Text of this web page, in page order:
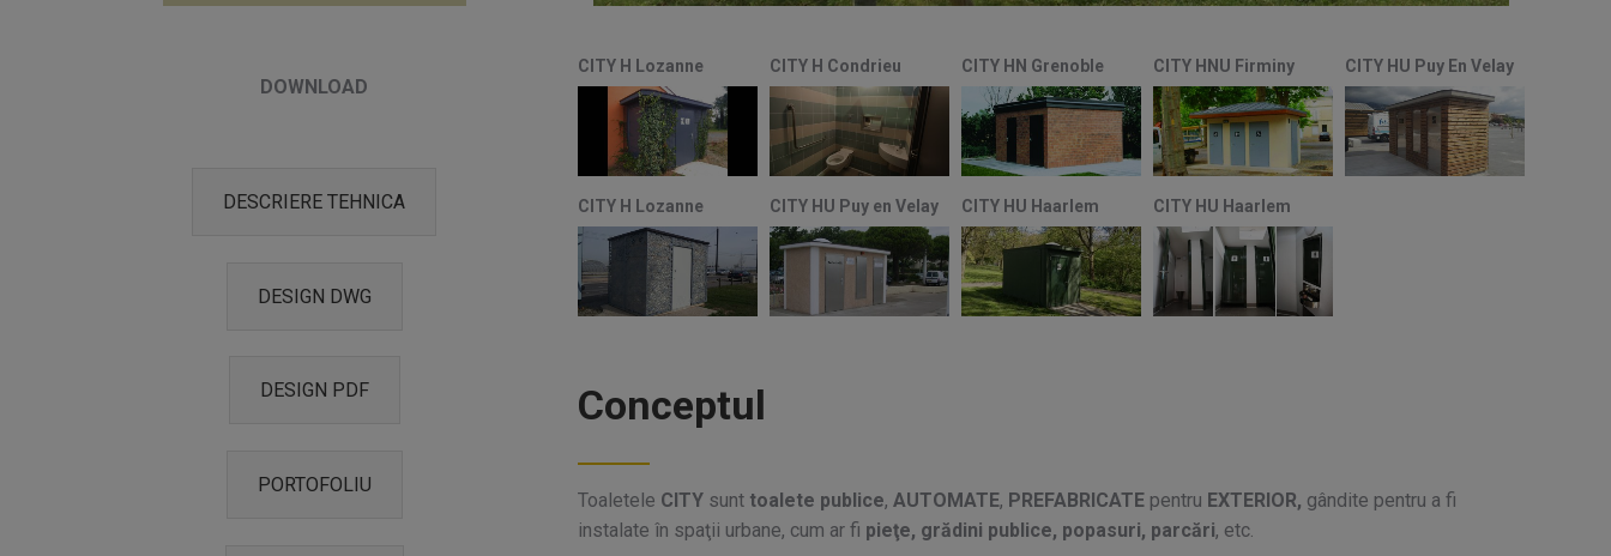
DOWNLOAD
DESCRIERE TEHNICA
DESIGN DWG
DESIGN PDF
PORTOFOLIU
Conceptul
Toaletele CITY sunt toalete publice, AUTOMATE, PREFABRICATE pentru EXTERIOR, gândite pentru a fi
instalate în spaţii urbane, cum ar fi pieţe, grădini publice, popasuri, parcări, etc.